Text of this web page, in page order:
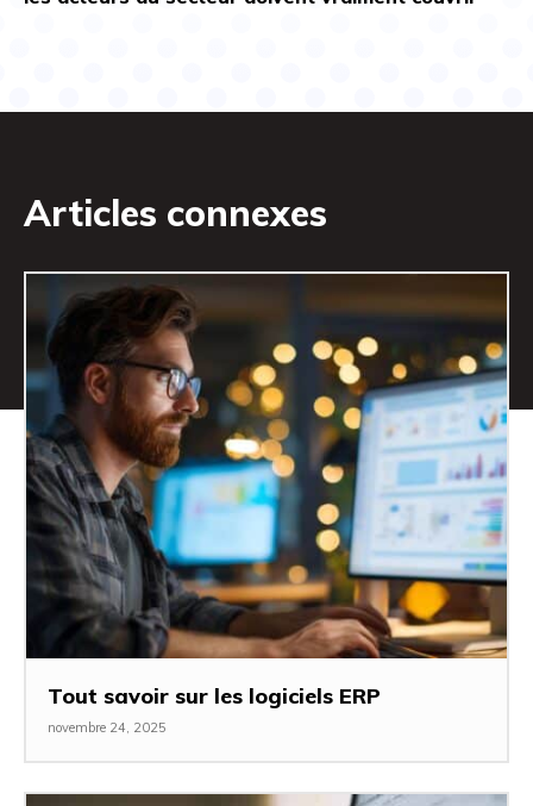
Articles connexes
Tout savoir sur les logiciels ERP
novembre 24, 2025